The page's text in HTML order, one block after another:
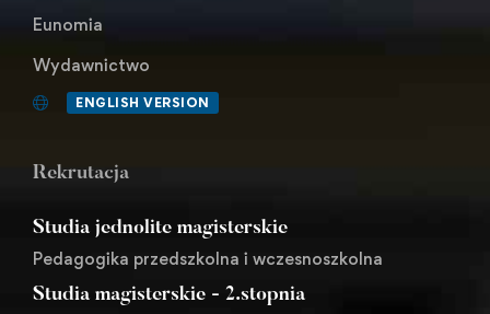
Eunomia
Wydawnictwo
ENGLISH VERSION
Rekrutacja
Studia jednolite magisterskie
Pedagogika przedszkolna i wczesnoszkolna
Studia magisterskie - 2.stopnia